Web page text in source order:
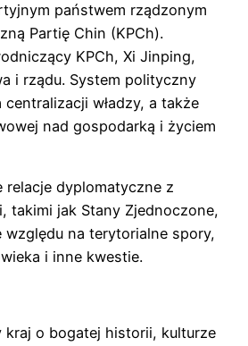
państwem rządzonym
Partię Chin (KPCh).
KPCh, Xi Jinping,
i rządu. System polityczny
władzy, a także
nad gospodarką i życiem
relacje dyplomatyczne z
takimi jak Stany Zjednoczone,
względu na terytorialne spory,
i inne kwestie.
kraj o bogatej historii, kulturze